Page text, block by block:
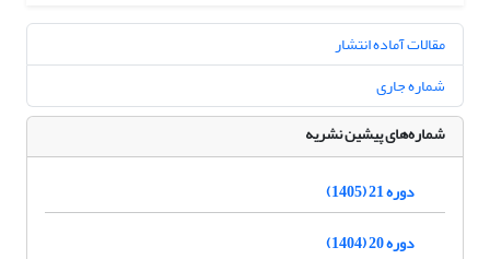
مقالات آماده انتشار
شماره جاری
شماره‌های پیشین نشریه
دوره 21 (1405)
دوره 20 (1404)